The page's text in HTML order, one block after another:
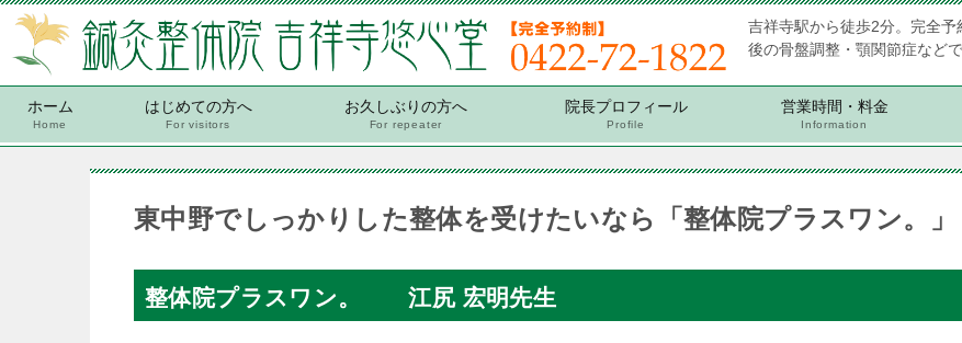
吉祥寺駅から徒歩2分。完全
後の骨盤調整・顎関節症など
ホーム
Home
はじめての方へ
For visitors
お久しぶりの方へ
For repeater
院長プロフィール
Profile
営業時間・料金
Information
東中野でしっかりした整体を受けたいなら「整体院プラスワン。」
整体院プラスワン。 江尻 宏明先生